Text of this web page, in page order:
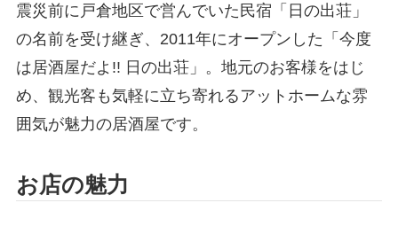
震災前に戸倉地区で営んでいた民宿「日の出荘」
の名前を受け継ぎ、2011年にオープンした「今度
は居酒屋だよ!! 日の出荘」。地元のお客様をはじ
め、観光客も気軽に立ち寄れるアットホームな雰
囲気が魅力の居酒屋です。
お店の魅力